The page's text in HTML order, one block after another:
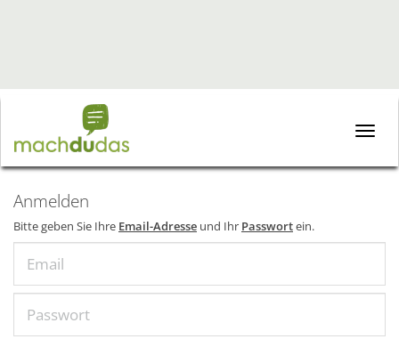
Toggle
Anmelden
Bitte geben Sie Ihre Email-Adresse und Ihr Passwortein.